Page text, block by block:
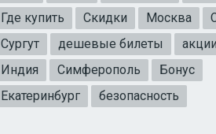
Где купить
Скидки Москва
Сургут
дешевые билеты акции
Индия
Симферополь
Бонус
Екатеринбург
безопасность